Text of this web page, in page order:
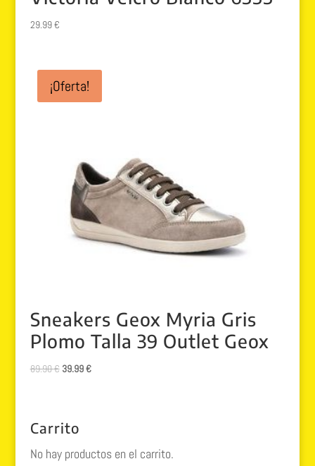
29.99€
¡Oferta!
Sneakers Geox Myria Gris
Plomo Talla 39 Outlet Geox
89.90€ El
89.90 €.
39.99€El
Carrito
No hay productos en el carrito.